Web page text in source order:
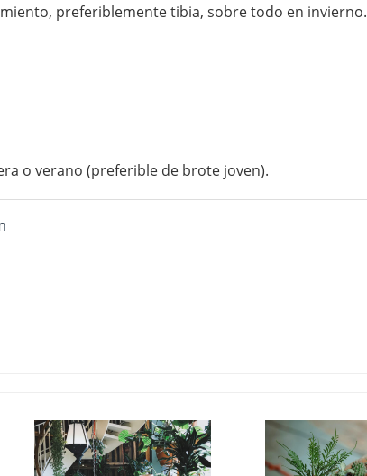
preferiblemente tibia, sobre todo en invierno.
o verano (preferible de brote joven).